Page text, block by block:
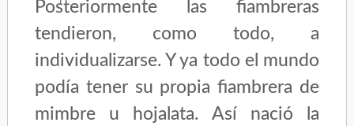
Posteriormente las fiambreras
tendieron, como todo, a
individualizarse. Y ya todo el mundo
podía tener su propia fiambrera de
mimbre u hojalata. Así nació la